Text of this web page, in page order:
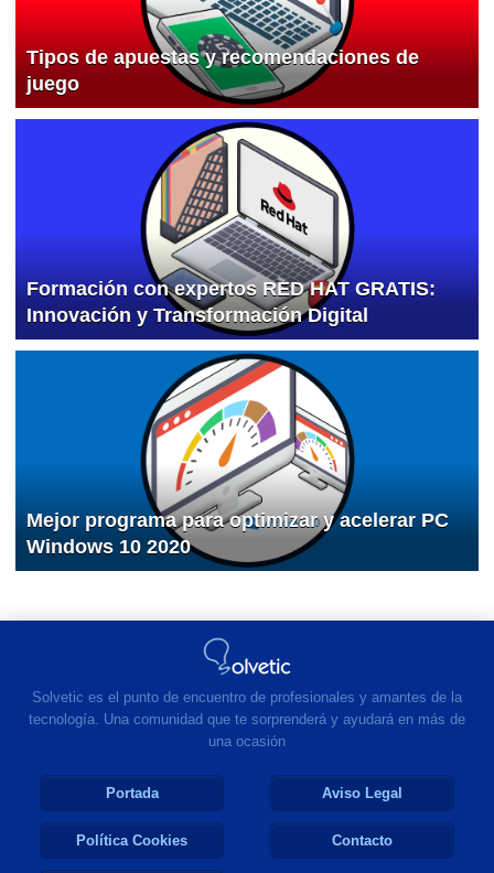
Tipos de apuestas y recomendaciones de
juego
Formación con expertos RED HAT GRATIS:
Innovación y Transformación Digital
Mejor programa para optimizar y acelerar PC
Windows 10 2020
Solvetic es el punto de encuentro de profesionales y amantes de la
tecnología. Una comunidad que te sorprenderá y ayudará en más de
una ocasión
Portada Aviso Legal
Política Cookies Contacto